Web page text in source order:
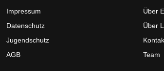
Impressum
Datenschutz
Jugendschutz
AGB
Über
Über
Team